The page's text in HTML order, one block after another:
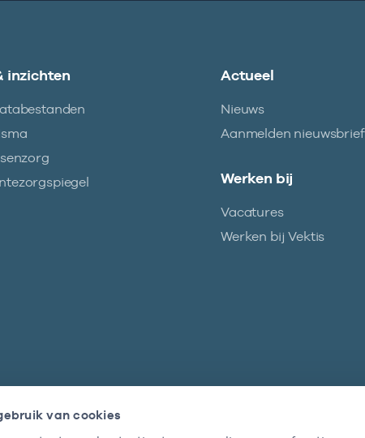
van cookies
inzichten Actueel
Nieuws
Aanmelden nieuwsbrief
Werken bij
Vacatures
Werken bij Vektis